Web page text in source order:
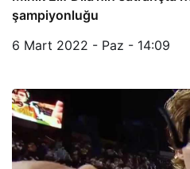
şampiyonluğu
6 Mart 2022 - Paz - 14:09